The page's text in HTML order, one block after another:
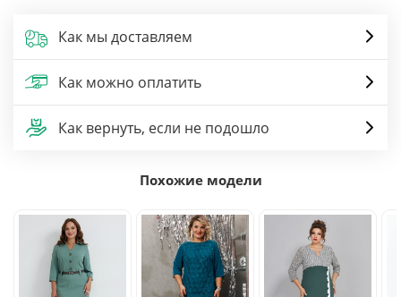
Как мы доставляем
Как можно оплатить
Как вернуть, если не подошло
Похожие модели